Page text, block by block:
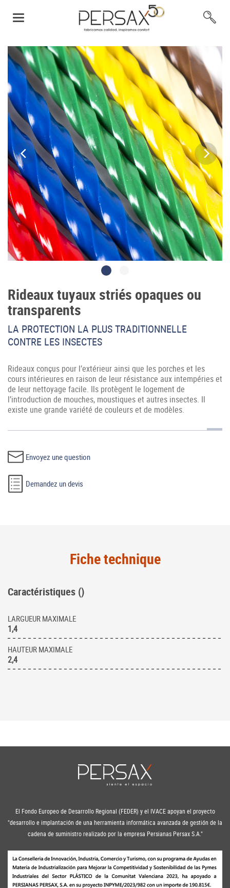
Accès professionnel
Generador de precios CYPE
Téléchargements
Blog
Contactez-nous
Rideaux tuyaux striés opaques ou
transparents
LA PROTECTION LA PLUS TRADITIONNELLE
CONTRE LES INSECTES
Rideaux conçus pour l’extérieur ainsi que les porches et les
cours intérieures en raison de leur résistance aux intempéries et
de leur nettoyage facile. Ils protègent le logement de
l’introduction de mouches, moustiques et autres insectes. Il
existe une grande variété de couleurs et de modèles.
Envoyez une question
Demandez un devis
Fiche technique
Caractéristiques ()
LARGUEUR MAXIMALE
1,4
HAUTEUR MAXIMALE
2,4
El Fondo Europeo de Desarrollo Regional (FEDER) y el IVACE apoyan el proyecto
"desarrollo e implantación de una herramienta informática avanzada de gestión de la
cadena de suministro realizado por la empresa Persianas Persax S.A."